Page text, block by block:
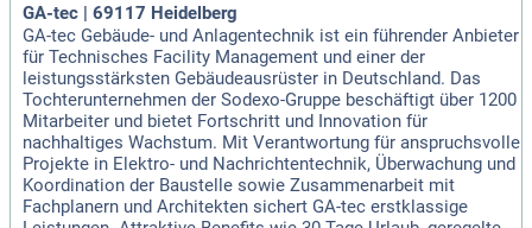
GA-tec | 69117 Heidelberg
GA-tec Gebäude- und Anlagentechnik ist ein führender Anbieter
für Technisches Facility Management und einer der
leistungsstärksten Gebäudeausrüster in Deutschland. Das
Tochterunternehmen der Sodexo-Gruppe beschäftigt über 1200
Mitarbeiter und bietet Fortschritt und Innovation für
nachhaltiges Wachstum. Mit Verantwortung für anspruchsvolle
Projekte in Elektro- und Nachrichtentechnik, Überwachung und
Koordination der Baustelle sowie Zusammenarbeit mit
Fachplanern und Architekten sichert GA-tec erstklassige